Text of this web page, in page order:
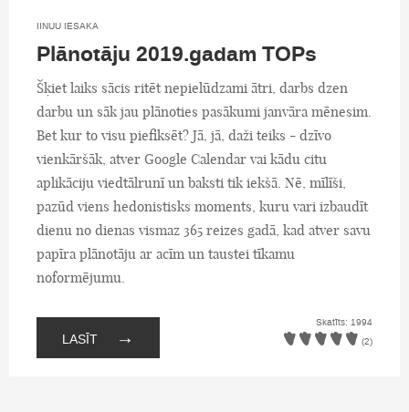
IINUU IESAKA
Plānotāju 2019.gadam TOPs
Šķiet laiks sācis ritēt nepielūdzami ātri, darbs dzen
darbu un sāk jau plānoties pasākumi janvāra mēnesim.
Bet kur to visu piefiksēt? Jā, jā, daži teiks - dzīvo
vienkāršāk, atver Google Calendar vai kādu citu
aplikāciju viedtālrunī un baksti tik iekšā. Nē, mīlīši,
pazūd viens hedonistisks moments, kuru vari izbaudīt
dienu no dienas vismaz 365 reizes gadā, kad atver savu
papīra plānotāju ar acīm un taustei tīkamu
noformējumu.
LASĪT →
Skatīts: 1994
(2)